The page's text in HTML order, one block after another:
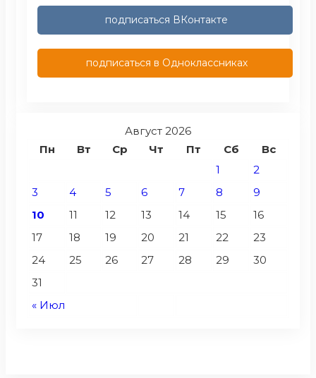
подписаться ВКонтакте
подписаться в Одноклассниках
Август 2026
Пн
Вт Ср Чт Пт Сб Вс
« Июл
1
2
3
4 5 6 7 8
9
10
11 12 13 14 15
16
17
18 19 20 21 22
23
24
25 26 27 28 29
30
31